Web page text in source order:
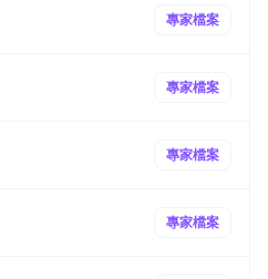
專家檔案
專家檔案
專家檔案
專家檔案